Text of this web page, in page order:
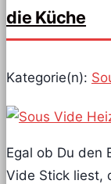
die Küche
Kategorie(n):
Egal ob Du den
Vide Stick liest,